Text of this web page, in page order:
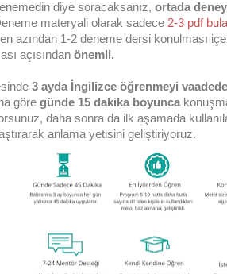
diye soracaksanız, ortada
materyali olarak sadece 2-3 pdf
azından 1-2 deneme dersi konulması
açısından önemli.
3 ayda İngilizce öğrenmeyi
göre günde 15 dakika boyunca
daha sonra da ilk aşamada
anlama yetisini geliştiriyoruz.